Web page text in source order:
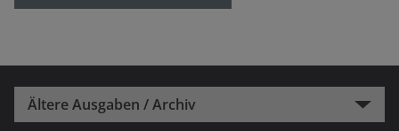
Ältere Ausgaben / Archiv